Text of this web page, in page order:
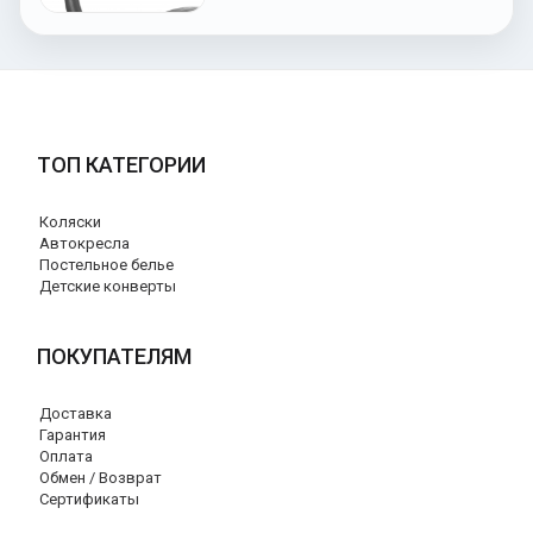
ТОП КАТЕГОРИИ
Коляски
Автокресла
Постельное белье
Детские конверты
ПОКУПАТЕЛЯМ
Доставка
Гарантия
Оплата
Обмен / Возврат
Сертификаты